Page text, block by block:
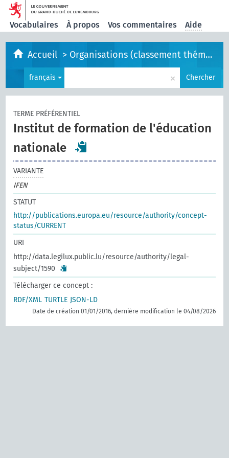
Vocabulaires À propos Vos commentaires Aide
Accueil > Organisations (classement thématique)
français × Chercher
TERME PRÉFÉRENTIEL
Institut de formation de l'éducation
nationale
VARIANTE
IFEN
STATUT
http://publications.europa.eu/resource/authority/concept-
status/CURRENT
URI
http://data.legilux.public.lu/resource/authority/legal-
subject/1590
Télécharger ce concept :
RDF/XML TURTLE JSON-LD
Date de création 01/01/2016, dernière modification le 04/08/2026